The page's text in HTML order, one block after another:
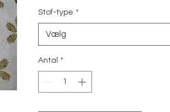
Stof-type *
Vælg
Antal *